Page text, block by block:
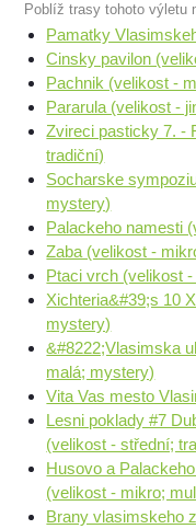
Poblíž trasy tohoto výletu
Pamatky
Cinsky pavilon
Pachnik (velikost -
Pararula (velikost -
Zvireci pasticky 7. -
tradiční)
Socharske
mystery)
Palackeho namesti
Zaba (velikost -
Ptaci vrch (velikost
Xichteria&#39;s 10
mystery)
&#8222;Vlasimska
malá; mystery)
Vita Vas mesto
Lesni poklady #7
(velikost - střední;
Husovo a
(velikost - mikro;
Brany vlasimskeho